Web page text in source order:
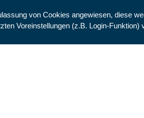
von Cookies angewiesen, diese
Voreinstellungen (z.B. Login-Funktion)